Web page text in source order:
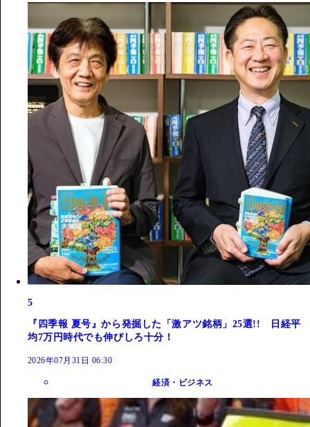
5
『四季報 夏号』から発掘した「激アツ銘柄」25選!! 日経平
均7万円時代でも伸びしろ十分！
2026年07月31日 06:30
経済・ビジネス